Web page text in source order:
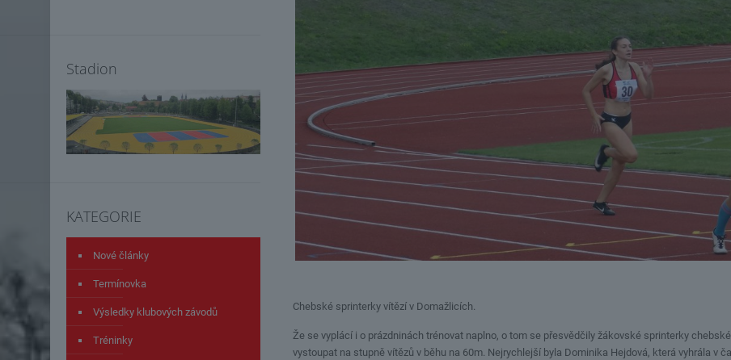
Chebské sprinterky vítězí v Domažlicích.
Že se vyplácí i o prázdninách trénovat naplno, o tom se přesvědčily žákovské sprinterky
vystoupat na stupně vítězů v běhu na 60m. Nejrychlejší byla Dominika Hejdová, která vyhrála v
Stadion
KATEGORIE
Nové články
Termínovka
Výsledky klubových závodů
Tréninky